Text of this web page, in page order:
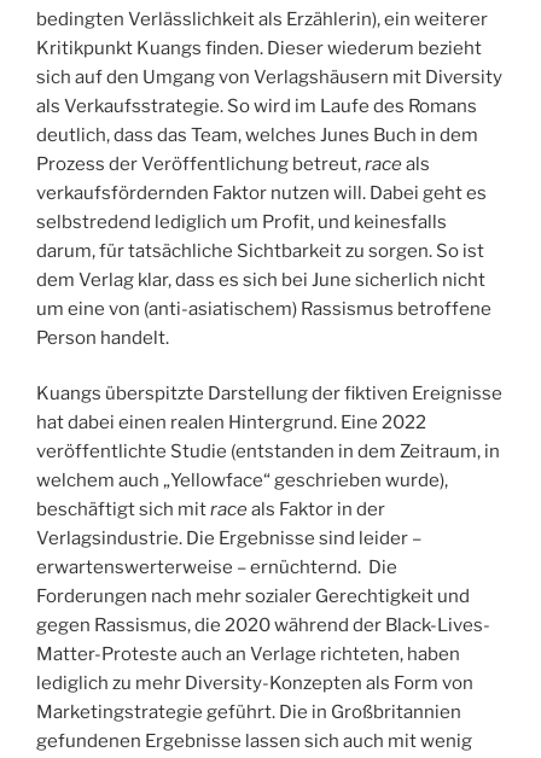
bedingten Verlässlichkeit als Erzählerin), ein weiterer
Kritikpunkt Kuangs finden. Dieser wiederum bezieht
sich auf den Umgang von Verlagshäusern mit Diversity
als Verkaufsstrategie. So wird im Laufe des Romans
deutlich, dass das Team, welches Junes Buch in dem
Prozess der Veröffentlichung betreut,raceals
verkaufsfördernden Faktor nutzen will. Dabei geht es
selbstredend lediglich um Profit, und keinesfalls
darum, für tatsächliche Sichtbarkeit zu sorgen. So ist
dem Verlag klar, dass es sich bei June sicherlich nicht
um eine von (anti-asiatischem) Rassismus betroffene
Person handelt.
Kuangs überspitzte Darstellung der fiktiven Ereignisse
hat dabei einen realen Hintergrund. Eine 2022
veröffentlichte Studie (entstanden in dem Zeitraum, in
welchem auch „Yellowface“ geschrieben wurde),
beschäftigt sich mitraceals Faktor in der
Verlagsindustrie. Die Ergebnisse sind leider –
erwartenswerterweise – ernüchternd. Die
Forderungen nach mehr sozialer Gerechtigkeit und
gegen Rassismus, die 2020 während der Black-Lives-
Matter-Proteste auch an Verlage richteten, haben
lediglich zu mehr Diversity-Konzepten als Form von
Marketingstrategie geführt. Die in Großbritannien
gefundenen Ergebnisse lassen sich auch mit wenig